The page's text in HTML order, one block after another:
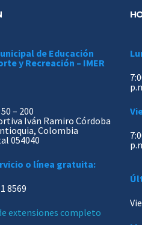
de Educación
y Recreación – IMER
– 200
Iván Ramiro Córdoba
Colombia
054040
o línea gratuita:
8569
extensiones completo